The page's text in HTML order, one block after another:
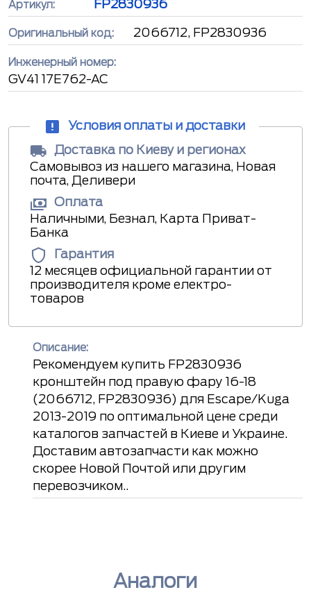
Артикул: FP2830936
Оригинальный код: 2066712, FP2830936
Инженерный номер:
GV41 17E762-AC
Условия оплаты и доставки
Доставка по Киеву и регионах
Самовывоз из нашего магазина, Новая
почта, Деливери
Оплата
Наличными, Безнал, Карта Приват-
Банка
Гарантия
12 месяцев официальной гарантии от
производителя кроме електро-
товаров
Описание:
Рекомендуем купить FP2830936
кронштейн под правую фару 16-18
(2066712, FP2830936) для Escape/Kuga
2013-2019 по оптимальной цене среди
каталогов запчастей в Киеве и Украине.
Доставим автозапчасти как можно
скорее Новой Почтой или другим
перевозчиком..
Аналоги